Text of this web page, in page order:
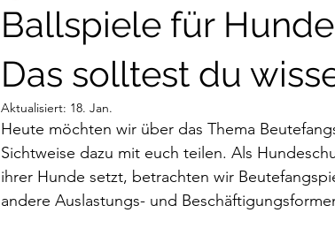
Ballspiele für
Das solltest du
Aktualisiert: 18. Jan.
Heute möchten wir über das Thema
Sichtweise dazu mit euch teilen. Als
ihrer Hunde setzt, betrachten wir
andere Auslastungs- und